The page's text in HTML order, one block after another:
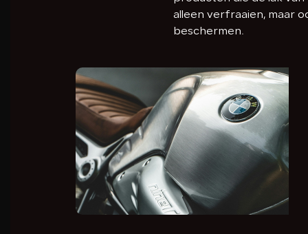
alleen verfraaien, maar
beschermen.